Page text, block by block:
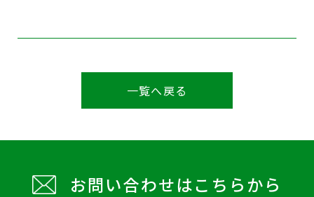
e
k
te
一覧へ戻る
お問い合わせはこちらから